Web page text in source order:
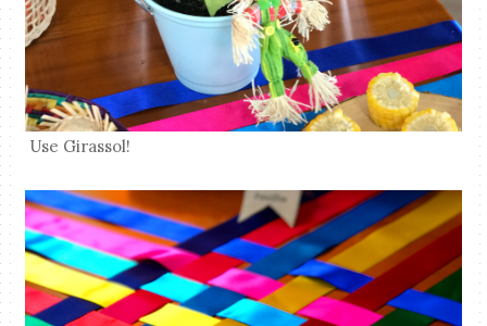
Use Girassol!